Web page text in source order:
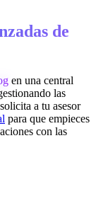
de
en una central
las
a tu asesor
para que empieces
con las